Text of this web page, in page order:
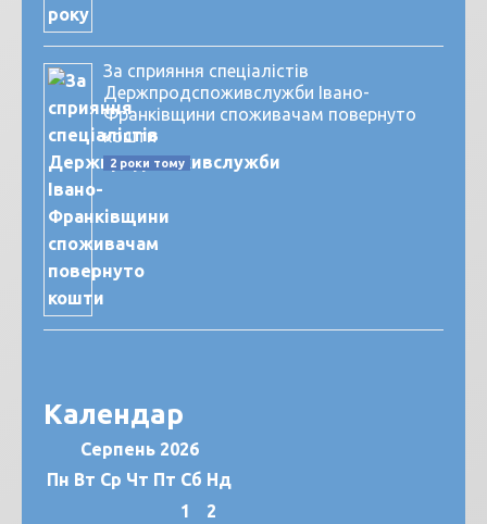
За сприяння спеціалістів
Держпродспоживслужби Івано-
Франківщини споживачам повернуто
кошти
2 роки тому
Календар
Серпень 2026
Пн Вт Ср Чт Пт Сб Нд
1
2